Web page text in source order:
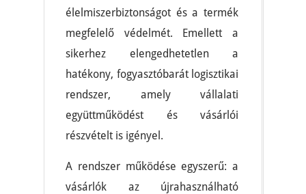
élelmiszerbiztonságot és a termék
megfelelő védelmét. Emellett a
sikerhez elengedhetetlen a
hatékony, fogyasztóbarát logisztikai
rendszer, amely vállalati
együttműködést és vásárlói
részvételt is igényel.
A rendszer működése egyszerű: a
vásárlók az újrahasználható